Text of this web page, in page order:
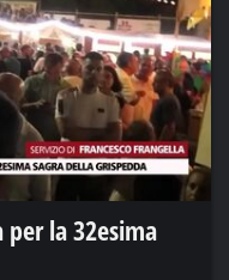
per la 32esima